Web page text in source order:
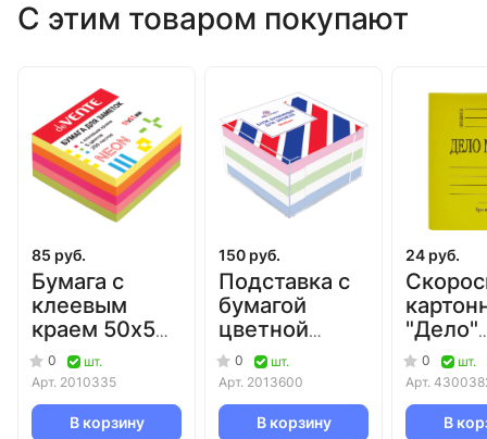
C этим товаром покупают
85 руб.
Бумага с
клеевым
краем 50х50
мм 250 л
цветная
неоновая
deVENTE/12/288
0
шт.
Арт. 2010335
В корзину
150 руб.
Подставка с
бумагой
цветной
90х90х50 мм
Attomex/24
0
шт.
Арт. 2013600
В корзину
24 руб.
"Дело"
г/м2/50
0
шт.
Арт.
В